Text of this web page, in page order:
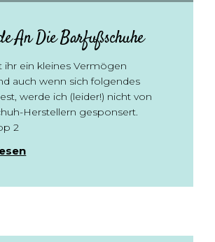
An Die Barfußschuhe
ihr ein kleines Vermögen
auch wenn sich folgendes
werde ich (leider!) nicht von
Herstellern gesponsert.
2